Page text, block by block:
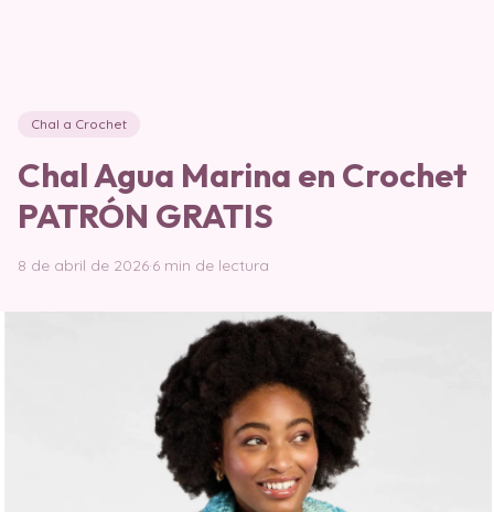
Chal a Crochet
Chal Agua Marina en Crochet
PATRÓN GRATIS
8 de abril de 2026·6 min de lectura